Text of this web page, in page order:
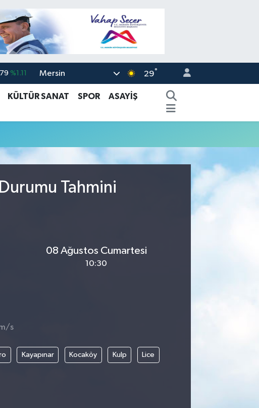
%1.11
%0.18
%0.03
%-14
Mersin 29°
KÜLTÜR SANAT SPOR
ASAYİŞ
Tahmini
08 Ağustos Cumartesi
10:30
s
Kayapınar Kocaköy Kulp Lice